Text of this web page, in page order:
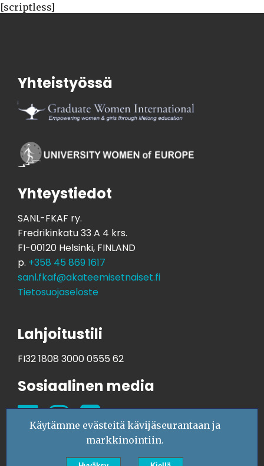
[scriptless]
Yhteistyössä
Yhteystiedot
SANL-FKAF ry.
Fredrikinkatu 33 A 4 krs.
FI-00120 Helsinki, FINLAND
p. +358 45 869 1617
sanl.fkaf@akateemisetnaiset.fi
Tietosuojaseloste
Lahjoitustili
FI32 1808 3000 0555 62
Sosiaalinen media
Käytämme evästeitä kävijäseurantaan ja
markkinointiin.